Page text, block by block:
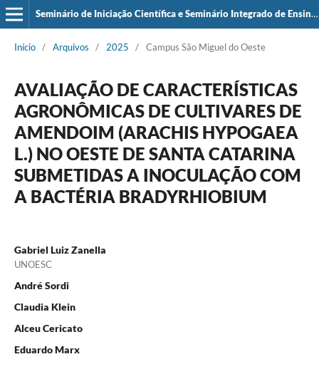
Seminário de Iniciação Científica e Seminário Integrado de Ensino, Pesquisa e Extensão (SIEPE)
Início / Arquivos / 2025 / Campus São Miguel do Oeste
AVALIAÇÃO DE CARACTERÍSTICAS
AGRONÔMICAS DE CULTIVARES DE
AMENDOIM (ARACHIS HYPOGAEA
L.) NO OESTE DE SANTA CATARINA
SUBMETIDAS A INOCULAÇÃO COM
A BACTÉRIA BRADYRHIOBIUM
Gabriel Luiz Zanella
UNOESC
André Sordi
Claudia Klein
Alceu Cericato
Eduardo Marx